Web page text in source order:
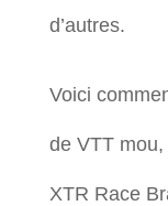
d’autres.
Voici
de VTT mou,
XTR Race